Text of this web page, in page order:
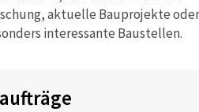
aktuelle Bauprojekte
interessante Baustellen.